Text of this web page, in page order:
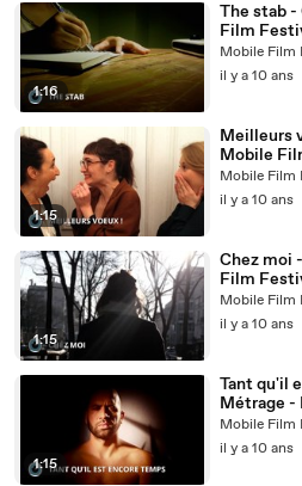
1:16
The stab
Film
Mobile Film
il y a 10 ans
1:15
Meilleurs
Mobile
Mobile Film
il y a 10 ans
1:15
Chez moi
Film
Mobile Film
il y a 10 ans
1:15
Tant qu'il
Métrage -
Mobile Film
il y a 10 ans